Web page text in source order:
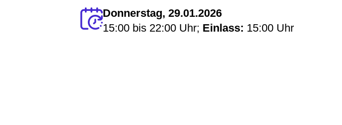
Donnerstag, 29.01.2026
15:00 bis 22:00 Uhr; Einlass: 15:00 Uhr